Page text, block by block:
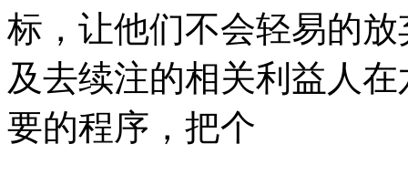
标，让他们不会轻易的
及去续注的相关利益人
要的程序，把个